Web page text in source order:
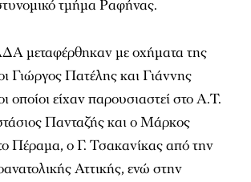
τμήμα Ραφήνας.
μεταφέρθηκαν με οχήματα της
Γιώργος Πατέλης και Γιάννης
οποίοι είχαν παρουσιαστεί στο Α.Τ.
Πανταζής και ο Μάρκος
Πέραμα, ο Γ. Τσακανίκας από την
Αττικής, ενώ στην